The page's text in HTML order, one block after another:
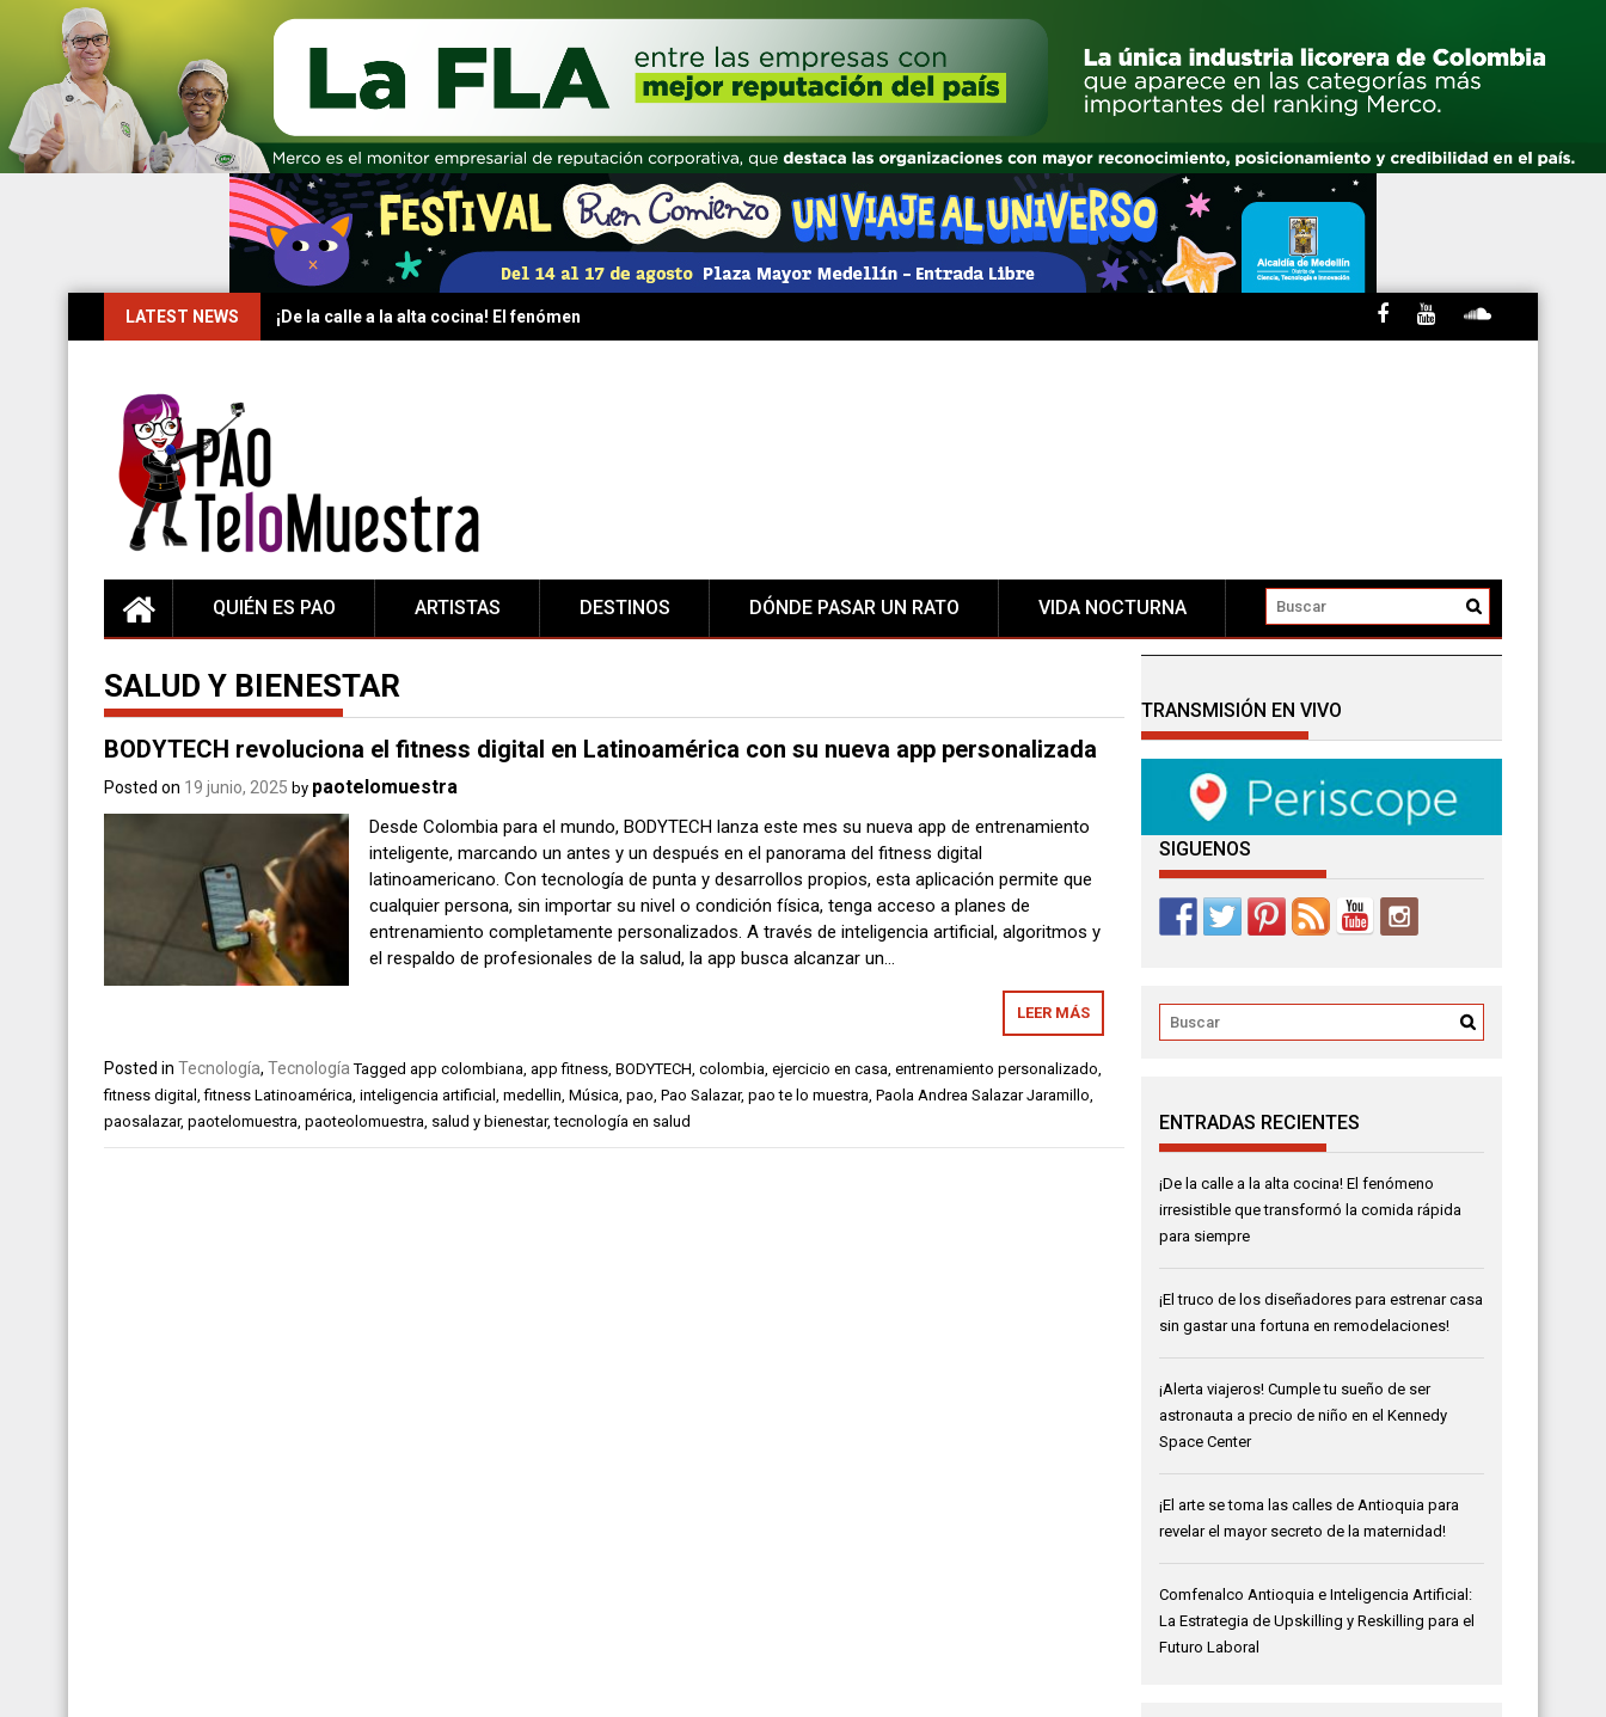
LATEST NEWS ¡De la calle a la alta cocina! El fenómeno irresistible que transformó la comida rápida para siempre
QUIÉN ES PAO ARTISTAS DESTINOS DÓNDE PASAR UN RATO VIDA NOCTURNA
SALUD Y BIENESTAR
BODYTECH revoluciona el fitness digital en Latinoamérica con su nueva app personalizada
Posted on 19 junio, 2025 by paotelomuestra
Desde Colombia para el mundo, BODYTECH lanza este mes su nueva app de entrenamiento
inteligente, marcando un antes y un después en el panorama del fitness digital
latinoamericano. Con tecnología de punta y desarrollos propios, esta aplicación permite que
cualquier persona, sin importar su nivel o condición física, tenga acceso a planes de
entrenamiento completamente personalizados. A través de inteligencia artificial, algoritmos y
el respaldo de profesionales de la salud, la app busca alcanzar un…
LEER MÁS
Posted in Tecnología, Tecnología Tagged app colombiana, app fitness, BODYTECH, colombia, ejercicio en casa, entrenamiento personalizado,
fitness digital ,fitness Latinoamérica, inteligencia artificial , medellin, Música, pao, Pao Salazar, pao te lo muestra, Paola Andrea Salazar Jaramillo,
paosalazar, paotelomuestra, paoteolomuestra, salud y bienestar,tecnología en salud
TRANSMISIÓN EN VIVO
SIGUENOS
ENTRADAS RECIENTES
¡De la calle a la alta cocina! El fenómeno
irresistible que transformó la comida rápida
para siempre
¡El truco de los diseñadores para estrenar casa
sin gastar una fortuna en remodelaciones!
¡Alerta viajeros! Cumple tu sueño de ser
astronauta a precio de niño en el Kennedy
Space Center
¡El arte se toma las calles de Antioquia para
revelar el mayor secreto de la maternidad!
Comfenalco Antioquia e Inteligencia Artificial:
La Estrategia de Upskilling y Reskilling para el
Futuro Laboral